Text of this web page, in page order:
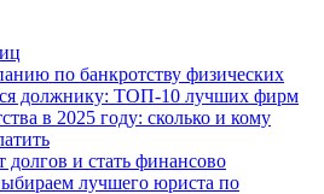
по банкротству физических
должнику: ТОП-10 лучших фирм
в 2025 году: сколько и кому
долгов и стать финансово
лучшего юриста по